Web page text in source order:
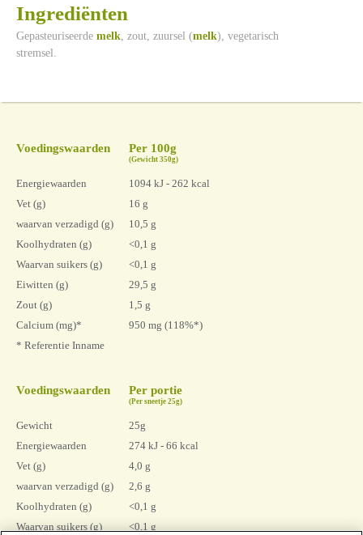
Ingrediënten
Gepasteuriseerde melk, zout, zuursel (melk), vegetarisch
stremsel.
Voedingswaarden Per 100g
(Gewicht 350g)
Energiewaarden
1094 kJ - 262 kcal
Vet (g)
16 g
waarvan verzadigd (g)
10,5 g
Koolhydraten (g)
<0,1 g
Waarvan suikers (g)
<0,1 g
Eiwitten (g)
29,5 g
Zout (g)
1,5 g
Calcium (mg)*
950 mg (118%*)
* Referentie Inname
Voedingswaarden Per portie
(Per sneetje 25g)
Gewicht
25g
Energiewaarden
274 kJ - 66 kcal
Vet (g)
4,0 g
waarvan verzadigd (g)
2,6 g
Koolhydraten (g)
<0,1 g
Waarvan suikers (g)
<0,1 g